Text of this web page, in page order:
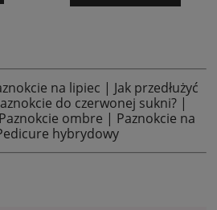
na lipiec | Jak przedłużyć
do czerwonej sukni?|
Paznokcie ombre | Paznokcie na
hybrydowy